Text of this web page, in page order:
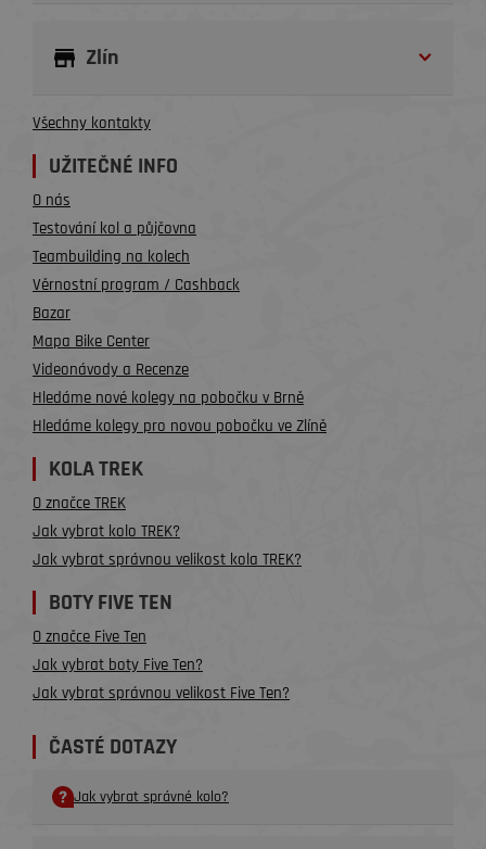
Zlín
Všechny kontakty
UŽITEČNÉ INFO
O nás
Testování kol a půjčovna
Teambuilding na kolech
Věrnostní program / Cashback
Bazar
Mapa Bike Center
Videonávody a Recenze
Hledáme nové kolegy na pobočku v Brně
Hledáme kolegy pro novou pobočku ve Zlíně
KOLA TREK
O značce TREK
Jak vybrat kolo TREK?
Jak vybrat správnou velikost kola TREK?
BOTY FIVE TEN
O značce Five Ten
Jak vybrat boty Five Ten?
Jak vybrat správnou velikost Five Ten?
ČASTÉ DOTAZY
Jak vybrat správné kolo?